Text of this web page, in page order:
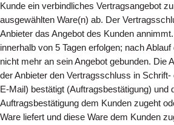
Kunde ein verbindliches Vertragsangebot
ausgewählten Ware(n) ab. Der
Anbieter das Angebot des Kunden
innerhalb von 5 Tagen erfolgen; nach
nicht mehr an sein Angebot gebunden. Die
der Anbieter den Vertragsschluss in
E-Mail) bestätigt (Auftragsbestätigung) und
Auftragsbestätigung dem Kunden zugeht
Ware liefert und diese Ware dem Kunden